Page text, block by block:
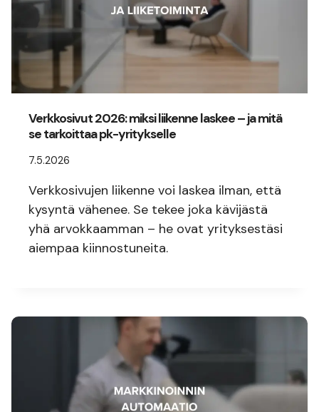
Verkkosivut 2026: miksi liikenne laskee – ja mitä
se tarkoittaa pk-yritykselle
7.5.2026
Verkkosivujen liikenne voi laskea ilman, että
kysyntä vähenee. Se tekee joka kävijästä
yhä arvokkaamman – he ovat yrityksestäsi
aiempaa kiinnostuneita.